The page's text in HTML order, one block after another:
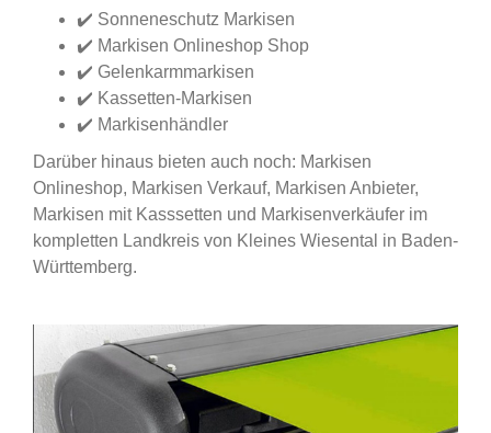
✔️ Sonneneschutz Markisen
✔️ Markisen Onlineshop Shop
✔️ Gelenkarmmarkisen
✔️ Kassetten-Markisen
✔️ Markisenhändler
Darüber hinaus bieten auch noch: Markisen
Onlineshop, Markisen Verkauf, Markisen Anbieter,
Markisen mit Kasssetten und Markisenverkäufer im
kompletten Landkreis von Kleines Wiesental in Baden-
Württemberg.